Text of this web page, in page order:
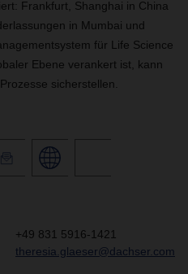
Frankfurt, Shanghai in China
in Mumbai und
für Life Science
Ebene verankert ist, kann
sicherstellen.
+49 831 5916-1421
theresia.glaeser@dachser.com